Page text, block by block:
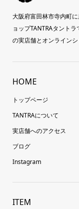
大阪府富田林市寺内町
ョップTANTRAタント
の実店舗とオンラインシ
HOME
トップページ
TANTRAについて
実店舗へのアクセス
ブログ
Instagram
ITEM